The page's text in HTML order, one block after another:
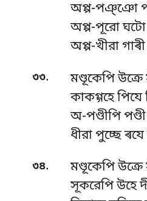
অপ্প-পঞ্ঞো
অপ্প-পূরো
অপ্প-খীরা
৩৩.
মণ্ডূকেপি উক্রে
কাকগ্গহে পিযে
অ-পণ্ডীপি
ধীরা পুচ্ছে
৩৪.
মণ্ডূকেপি উক্রে
সূকরেপি উহে